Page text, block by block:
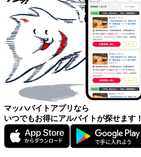
マッハバイトアプリなら
いつでもお得にアルバイトが探せます！